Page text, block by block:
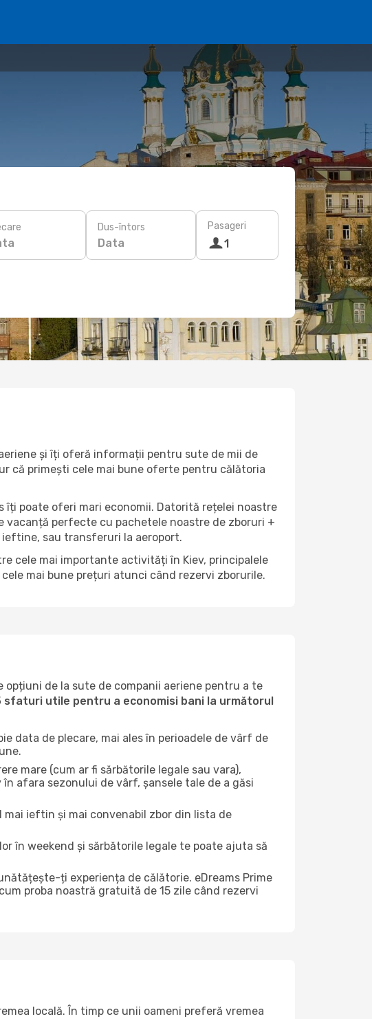
Dus-întors
Data
Pasageri
1
și îți oferă informații pentru sute de mii de
că primești cele mai bune oferte pentru călătoria
îți poate oferi mari economii. Datorită rețelei noastre
perfecte cu pachetele noastre de zboruri +
sau transferuri la aeroport.
cele mai importante activități în Kiev, principalele
mai bune prețuri atunci când rezervi zborurile.
de la sute de companii aeriene pentru a te
sfaturi utile pentru a economisi bani la următorul
data de plecare, mai ales în perioadele de vârf de
mare (cum ar fi sărbătorile legale sau vara),
afara sezonului de vârf, șansele tale de a găsi
ieftin și mai convenabil zbor din lista de
în weekend și sărbătorile legale te poate ajuta să
ți experiența de călătorie. eDreams Prime
proba noastră gratuită de 15 zile când rezervi
locală. În timp ce unii oameni preferă vremea